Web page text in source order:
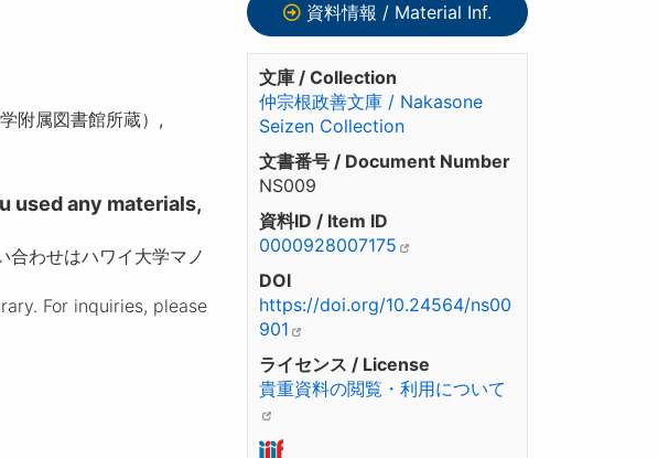
附属図書館所蔵）,
used any materials,
合わせはハワイ大学マノ
For inquiries, please
資料情報 / Material Inf.
文庫 / Collection
仲宗根政善文庫 / Nakasone
Seizen Collection
文書番号 / Document Number
NS009
資料ID / Item ID
0000928007175
DOI
https://doi.org/10.24564/ns00
901
ライセンス / License
貴重資料の閲覧・利用について